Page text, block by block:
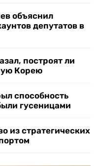
объяснил
депутатов в
построят ли
Корею
способность
гусеницами
из стратегических